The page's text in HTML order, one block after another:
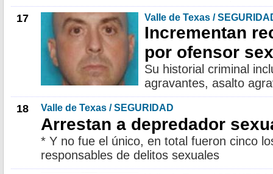
17 Valle de Texas /
Incrementan
por ofensor
Su historial criminal
agravantes, asalto
18 Valle de Texas / SEGURIDAD
Arrestan a depredador
* Y no fue el único, en total fueron cinco
responsables de delitos sexuales